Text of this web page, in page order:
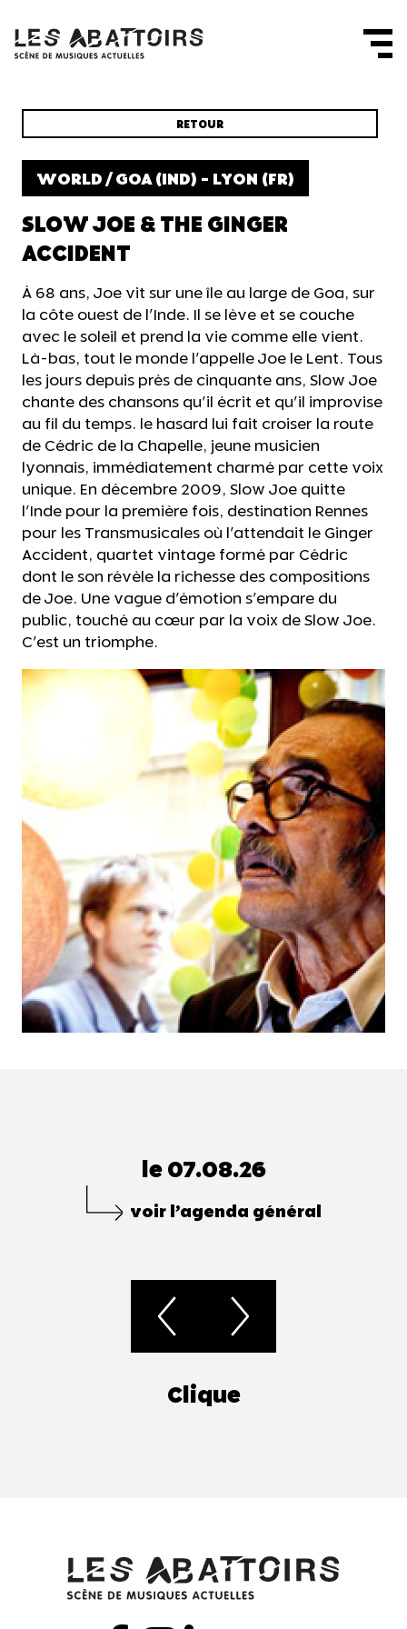
RETOUR
WORLD / GOA (IND) - LYON (FR)
SLOW JOE & THE GINGER
ACCIDENT
À 68 ans, Joe vit sur une île au large de Goa, sur
la côte ouest de l'Inde. Il se lève et se couche
avec le soleil et prend la vie comme elle vient.
Là-bas, tout le monde l'appelle Joe le Lent. Tous
les jours depuis près de cinquante ans, Slow Joe
chante des chansons qu'il écrit et qu'il improvise
au fil du temps. le hasard lui fait croiser la route
de Cédric de la Chapelle, jeune musicien
lyonnais, immédiatement charmé par cette voix
unique. En décembre 2009, Slow Joe quitte
l'Inde pour la première fois, destination Rennes
pour les Transmusicales où l'attendait le Ginger
Accident, quartet vintage formé par Cédric
dont le son révèle la richesse des compositions
de Joe. Une vague d'émotion s'empare du
public, touché au cœur par la voix de Slow Joe.
C'est un triomphe.
le 07.08.26
voir l’agenda général
Clique